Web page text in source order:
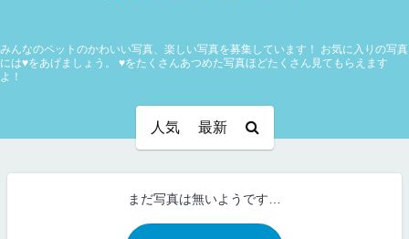
みんなのペットのかわいい写真、楽しい写真を募集しています！ お気に入りの写真
には♥をあげましょう。 ♥をたくさんあつめた写真ほどたくさん見てもらえます
よ！
人気 最新
まだ写真は無いようです…